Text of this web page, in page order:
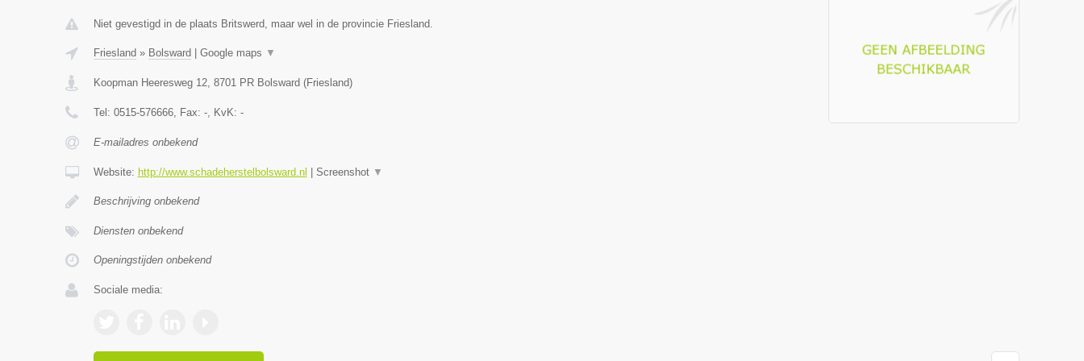
Niet gevestigd in de plaats Britswerd, maar wel in de provincie Friesland.
Friesland » Bolsward Google maps ▼
Koopman Heeresweg 12, 8701 PR Bolsward (Friesland)
Tel: 0515-576666, Fax: -, KvK: -
E-mailadres onbekend
Website: http://www.schadeherstelbolsward.nl Screenshot ▼
Beschrijving onbekend
Diensten onbekend
Openingstijden onbekend
Sociale media: